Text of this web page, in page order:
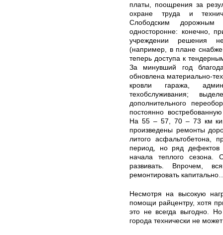
платы, поощрения за
охране труда и
Слободским дорожным
односторонне: конечно,
учреждении решения
(например, в плане
теперь доступа к
За минувший год
обновлена материально-
кровли гаража,
техобслуживания;
дополнительного
постоянно
На 55 – 57, 70 – 73 км
произведены ремонты
литого асфальтобетона,
период, но ряд дефектов
начала теплого сезона.
развивать. Впрочем,
ремонтировать
Несмотря на высокую
помощи райцентру, хотя
это не всегда выгодно.
города технически не